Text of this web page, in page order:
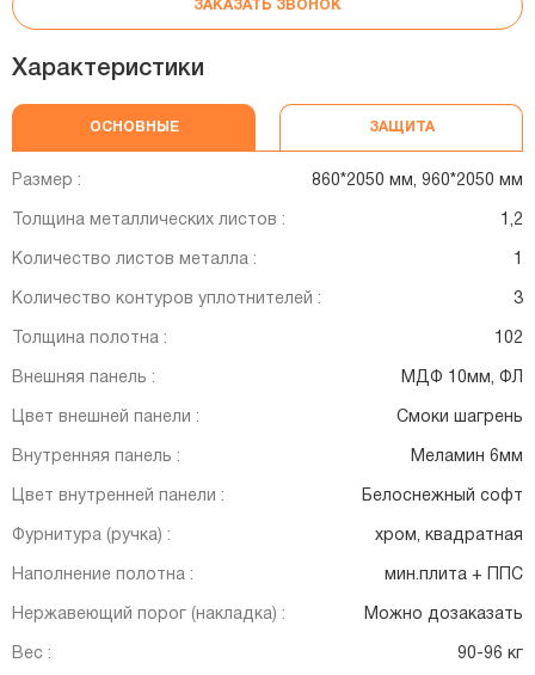
ЗАКАЗАТЬ ЗВОНОК
Характеристики
ОСНОВНЫЕ ЗАЩИТА
Размер : 860*2050 мм, 960*2050 мм
Толщина металлических листов : 1,2
Количество листов металла : 1
Количество контуров уплотнителей : 3
Толщина полотна : 102
Внешняя панель : МДФ 10мм, ФЛ
Цвет внешней панели : Смоки шагрень
Внутренняя панель : Меламин 6мм
Цвет внутренней панели : Белоснежный софт
Фурнитура (ручка) : хром, квадратная
Наполнение полотна : мин.плита + ППС
Нержавеющий порог (накладка) : Можно дозаказать
Вес : 90-96 кг